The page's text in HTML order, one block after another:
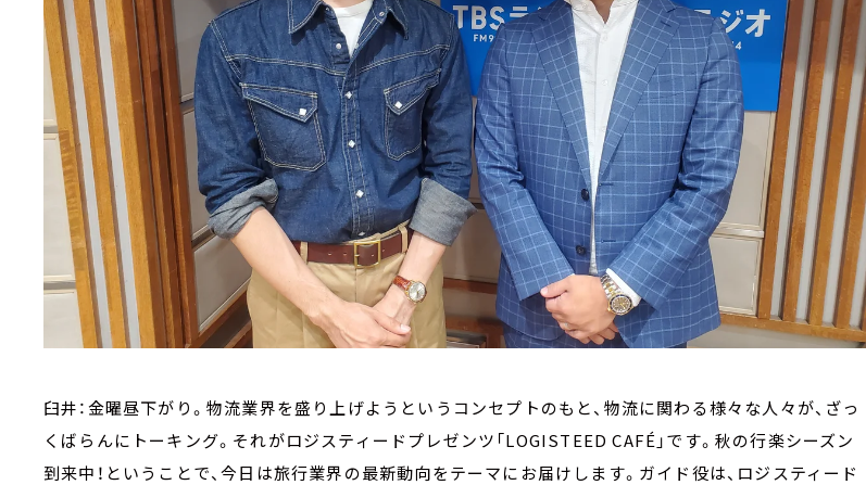
臼井：金曜昼下がり。物流業界を盛り上げようというコンセプトのもと、物流に関わる様々な人々が、ざっ
くばらんにトーキング。それがロジスティードプレゼンツ「LOGISTEED CAFÉ」です。秋の行楽シーズン
到来中！ということで、今日は旅行業界の最新動向をテーマにお届けします。ガイド役は、ロジスティード